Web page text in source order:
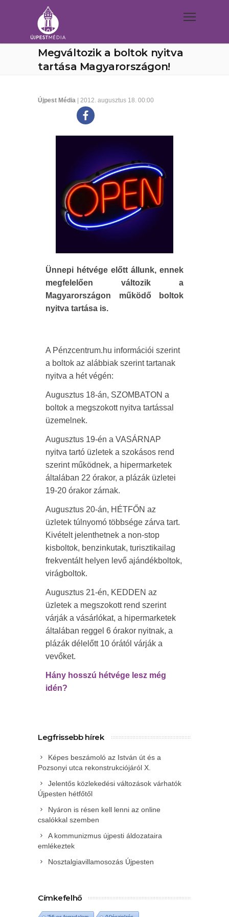
Megváltozik a boltok nyitva
tartása Magyarországon!
Újpest Média | 2012. augusztus 18. 00:00
Ünnepi hétvége előtt állunk, ennek
megfelelően változik a
Magyarországon működő boltok
nyitva tartása is.
A Pénzcentrum.hu információi szerint
a boltok az alábbiak szerint tartanak
nyitva a hét végén:
Augusztus 18-án, SZOMBATON a
boltok a megszokott nyitva tartással
üzemelnek.
Augusztus 19-én a VASÁRNAP
nyitva tartó üzletek a szokásos rend
szerint működnek, a hipermarketek
általában 22 órakor, a plázák üzletei
19-20 órakor zárnak.
Augusztus 20-án, HÉTFŐN az
üzletek túlnyomó többsége zárva tart.
Kivételt jelenthetnek a non-stop
kisboltok, benzinkutak, turisztikailag
frekventált helyen levő ajándékboltok,
virágboltok.
Augusztus 21-én, KEDDEN az
üzletek a megszokott rend szerint
várják a vásárlókat, a hipermarketek
általában reggel 6 órakor nyitnak, a
plázák délelőtt 10 órától várják a
vevőket.
Hány hosszú hétvége lesz még
idén?
Legfrissebb hírek
Képes beszámoló az István út és a
Pozsonyi utca rekonstrukciójáról X.
Jelentős közlekedési változások várhatók
Újpesten hétfőtől
Nyáron is résen kell lenni az online
csalókkal szemben
A kommunizmus újpesti áldozataira
emlékeztek
Nosztalgiavillamosozás Újpesten
Címkefelhő